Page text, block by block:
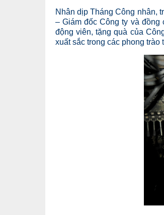
Nhân dịp Tháng Công nhân,
– Giám đốc Công ty và
động viên, tặng quà của
xuất sắc trong các phong